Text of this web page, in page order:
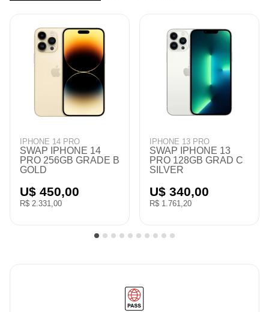
IPHONE 16 PRO MAX
SWAP IPHONE 16
PRO MAX 256GB
GRAD A SILVER
U$ 890,00
R$ 4.610,20
IPHONE 15
SWAP IPHONE 15
PRO 256GB MIX
COLOR C/ MSG
U$ 540,00
R$ 2.797,20